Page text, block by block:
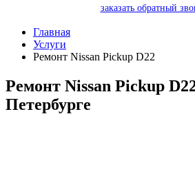
заказать обратный
Главная
Услуги
Ремонт Nissan Pickup D22
Ремонт Nissan Pickup
Петербурге